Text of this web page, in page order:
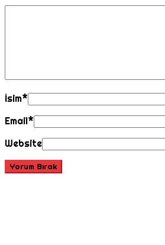
İsim*
Email*
Website